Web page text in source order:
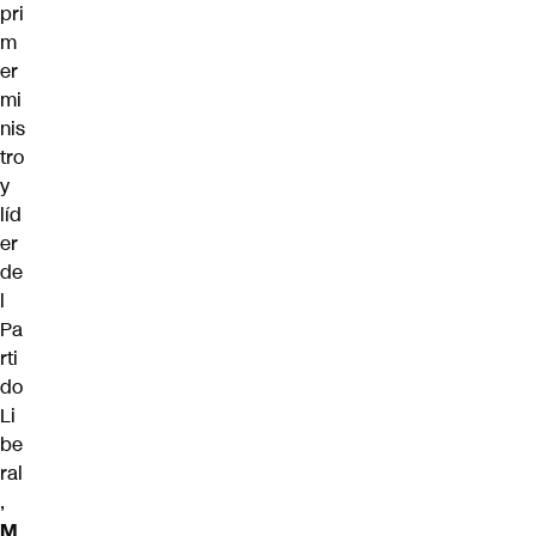
pri
m
er
mi
nis
tro
y
líd
er
de
l
Pa
rti
do
Li
be
ral
,
M